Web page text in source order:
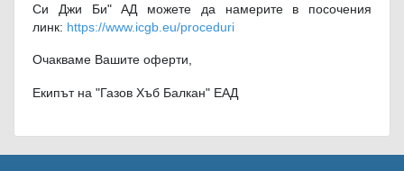
Си Джи Би" АД можете да намерите в посочения
линк: https://www.icgb.eu/proceduri
Очакваме Вашите оферти,
Екипът на "Газов Хъб Балкан" ЕАД